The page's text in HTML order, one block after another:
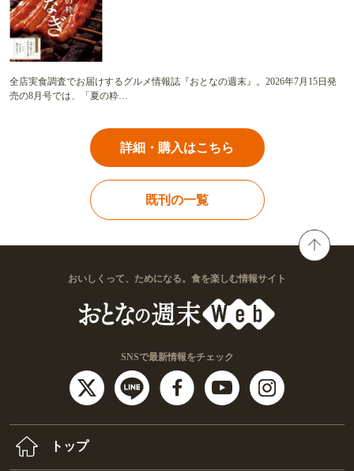
全店実食調査でお届けするグルメ情報誌『おとなの週末』。2026年7月15日発
売の8月号では、「夏の粋…
詳細・購入はこちら
既刊の一覧
おいしくって、ためになる。食を楽しむ情報サイト
SNSで最新情報をチェック
トップ